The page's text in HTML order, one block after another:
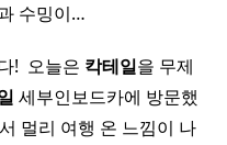
수밍이…
! ​ 오늘은 칵테일을 무제
세부인보드카에 방문했
멀리 여행 온 느낌이 나